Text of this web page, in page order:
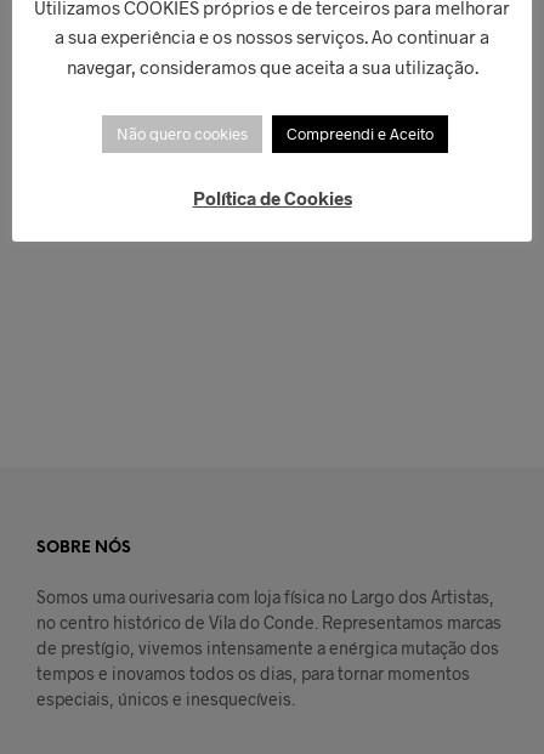
SOBRE NÓS
Somos uma ourivesaria com loja física no Largo dos Artistas,
no centro histórico de Vila do Conde. Representamos marcas
de prestígio, vivemos intensamente a enérgica mutação dos
tempos e inovamos todos os dias, para tornar momentos
especiais, únicos e inesquecíveis.
Utilizamos COOKIES próprios e de terceiros para melhorar
a sua experiência e os nossos serviços. Ao continuar a
navegar, consideramos que aceita a sua utilização.
Não quero cookies Compreendi e Aceito
Política de Cookies